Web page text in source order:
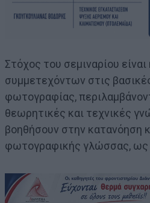
Στόχος του σεμιναρίου
συμμετεχόντων στις
φωτογραφίας,
θεωρητικές και τεχνικές
βοηθήσουν στην κατανόηση
φωτογραφικής γλώσσας, ως